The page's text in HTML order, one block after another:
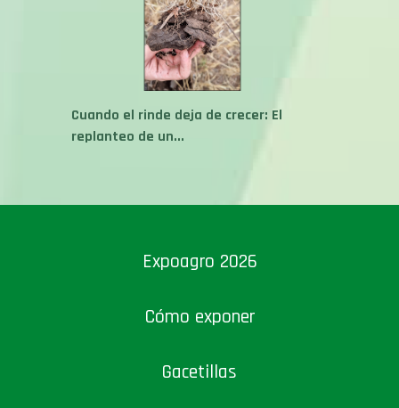
Cuando el rinde deja de crecer: El
replanteo de un...
Expoagro 2026
Cómo exponer
Gacetillas